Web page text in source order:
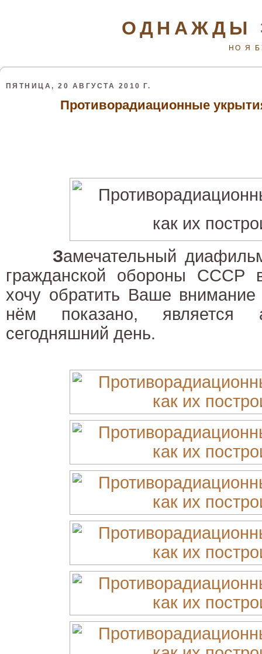
ОДНАЖДЫ
НО Я
ПЯТНИЦА, 20 АВГУСТА 2010 Г.
Противорадиационные
Замечательный
гражданской обороны СССР
хочу обратить Ваше
нём показано,
сегодняшний день.